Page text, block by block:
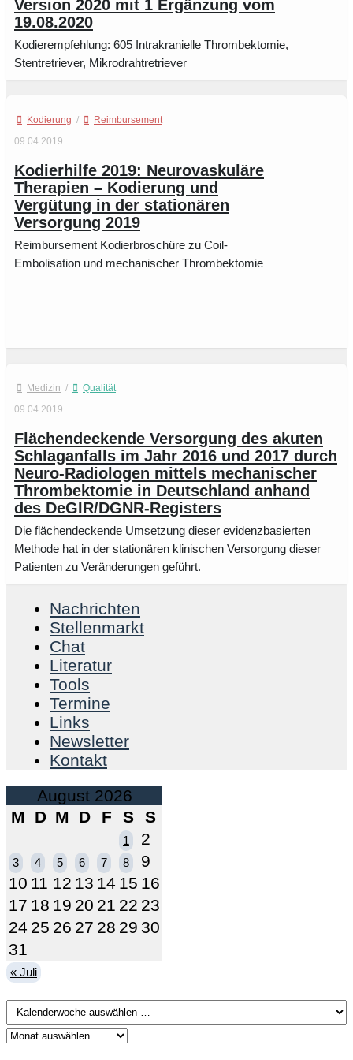
Version 2020 mit 1 Ergänzung vom
19.08.2020
Kodierempfehlung: 605 Intrakranielle Thrombektomie,
Stentretriever, Mikrodrahtretriever
Kodierung /
Reimbursement
09.04.2019
Kodierhilfe 2019: Neurovaskuläre
Therapien – Kodierung und
Vergütung in der stationären
Versorgung 2019
Reimbursement Kodierbroschüre zu Coil-
Embolisation und mechanischer Thrombektomie
Medizin /
Qualität
09.04.2019
Flächendeckende Versorgung des akuten
Schlaganfalls im Jahr 2016 und 2017 durch
Neuro-Radiologen mittels mechanischer
Thrombektomie in Deutschland anhand
des DeGIR/DGNR-Registers
Die flächendeckende Umsetzung dieser evidenzbasierten
Methode hat in der stationären klinischen Versorgung dieser
Patienten zu Veränderungen geführt.
Nachrichten
Stellenmarkt
Chat
Literatur
Tools
Termine
Links
Newsletter
Kontakt
August 2026
M
D M D F S S
1 2
3 4 5 6 7 8
9
10 11 12 13 14 15 16
17 18 19 20 21 22 23
24 25 26 27 28 29 30
31
« Juli